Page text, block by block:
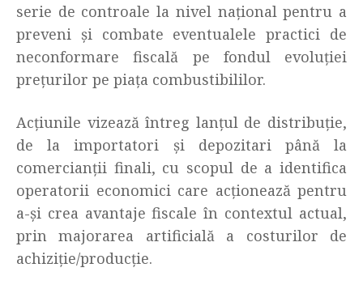
serie de controale la nivel național pentru a
preveni și combate eventualele practici de
neconformare fiscală pe fondul evoluției
prețurilor pe piața combustibililor.
Acțiunile vizează întreg lanțul de distribuție,
de la importatori și depozitari până la
comercianții finali, cu scopul de a identifica
operatorii economici care acționează pentru
a-și crea avantaje fiscale în contextul actual,
prin majorarea artificială a costurilor de
achiziție/producție.